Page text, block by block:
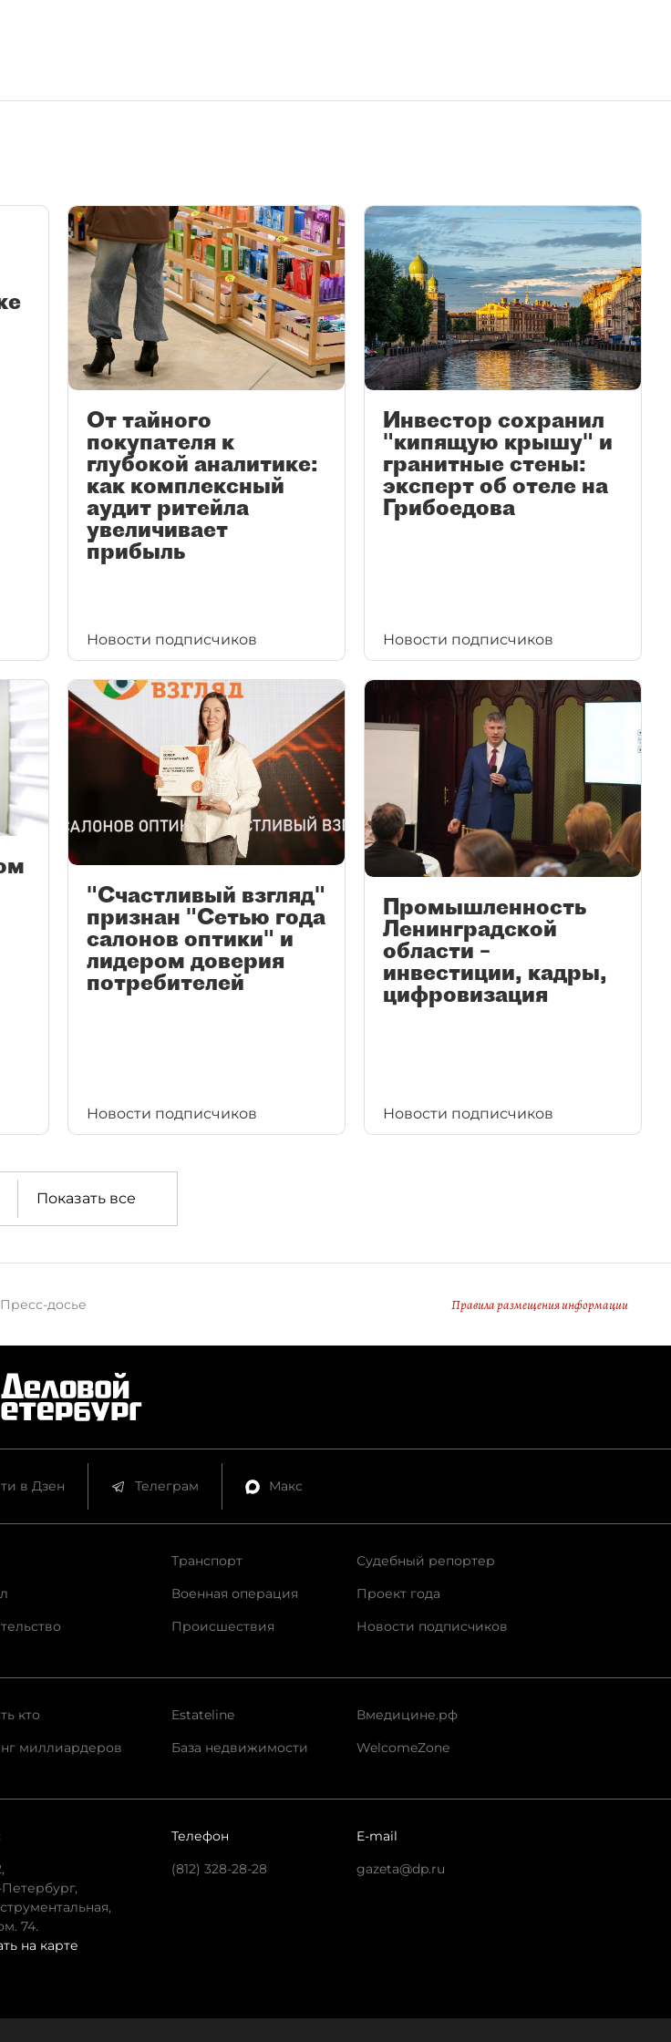
От тайного
покупателя к
глубокой аналитике:
как комплексный
аудит ритейла
увеличивает
прибыль
Новости подписчиков
Инвестор сохранил
"кипящую крышу" и
гранитные стены:
эксперт об отеле на
Грибоедова
Новости подписчиков
"Счастливый взгляд"
признан "Сетью года
салонов оптики" и
лидером доверия
потребителей
Новости подписчиков
Промышленность
Ленинградской
области –
инвестиции, кадры,
цифровизация
Новости подписчиков
Показать все
Пресс-досье Правила размещения информации
в Дзен Телеграм Макс
Транспорт
Военная операция
Происшествия
Судебный репортер
Проект года
Новости подписчиков
кто
миллиардеров
Estateline
База недвижимости
Вмедицине.рф
WelcomeZone
74.
на карте
Телефон
(812) 328-28-28
E-mail
gazeta@dp.ru